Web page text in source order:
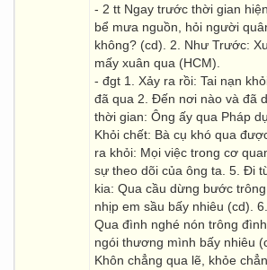
- 2 tt Ngay trước thời gian
bể mưa nguồn, hỏi người
không? (cd). 2. Như Trước:
mấy xuân qua (HCM).
- đgt 1. Xảy ra rồi: Tai nạn
đã qua 2. Đến nơi nào và đã
thời gian: Ông ấy qua Pháp
Khỏi chết: Bà cụ khó qua
ra khỏi: Mọi việc trong cơ
sự theo dõi của ông ta. 5. Đi
kia: Qua cầu dừng bước
nhịp em sầu bấy nhiêu (cd).
Qua đình nghé nón trông
ngói thương mình bấy nhiêu
Khôn chẳng qua lẽ, khỏe